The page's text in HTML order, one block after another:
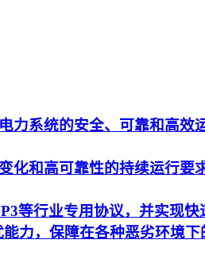
系统的安全、可靠和高
和高可靠性的持续运行
行业专用协议，并实现快
力，保障在各种恶劣环境下